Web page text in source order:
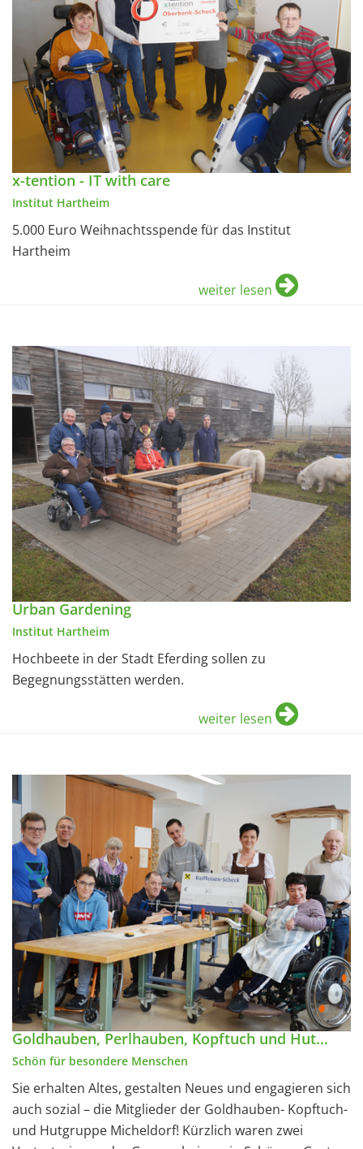
x-tention - IT with care
Institut Hartheim
5.000 Euro Weihnachtsspende für das Institut
Hartheim
weiter lesen
Urban Gardening
Institut Hartheim
Hochbeete in der Stadt Eferding sollen zu
Begegnungsstätten werden.
weiter lesen
Goldhauben, Perlhauben, Kopftuch und Hut...
Schön für besondere Menschen
Sie erhalten Altes, gestalten Neues und engagieren sich
auch sozial – die Mitglieder der Goldhauben- Kopftuch-
und Hutgruppe Micheldorf! Kürzlich waren zwei